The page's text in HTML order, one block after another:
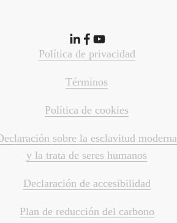
Política de privacidad
Términos
Política de cookies
sobre la esclavitud moderna
y la trata de seres humanos
Declaración de accesibilidad
Plan de reducción del carbono